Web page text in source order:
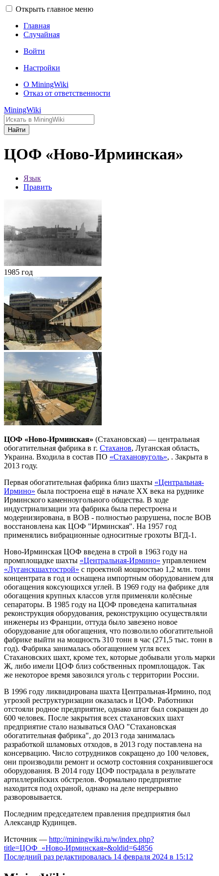
Открыть главное меню
Главная
Случайная
Войти
Настройки
О MiningWiki
Отказ от ответственности
MiningWiki
Найти
ЦОФ «Ново-Ирминская»
Язык
Править
1985 год
ЦОФ «Ново-Ирминская» (Стахановская) — центральная
обогатительная фабрика в г. Стаханов, Луганская область,
Украина. Входила в состав ПО «Стахановуголь», . Закрыта в
2013 году.
Первая обогатительная фабрика близ шахты «Центральная-
Ирмино» была построена ещё в начале ХХ века на руднике
Ирминского каменноугольного общества. В ходе
индустриализации эта фабрика была перестроена и
модернизирована, в ВОВ - полностью разрушена, после ВОВ
восстановлена как ЦОФ "Ирминская". На 1957 год
применялись вибрационные односитные грохоты ВГД-1.
Ново-Ирминская ЦОФ введена в строй в 1963 году на
промплощадке шахты «Центральная-Ирмино» управлением
«Луганскшахтострой» с проектной мощностью 1,2 млн. тонн
концентрата в год и оснащена импортным оборудованием для
обогащения коксующихся углей. В 1969 году на фабрике для
обогащения крупных классов угля применяли колёсные
сепараторы. В 1985 году на ЦОФ проведена капитальная
реконструкция оборудования, реконструкцию осуществляли
инженеры из Франции, оттуда было завезено новое
оборудование для обогащения, что позволило обогатительной
фабрике выйти на мощность 310 тонн в час (271,5 тыс. тонн в
год). Фабрика занималась обогащением угля всех
Стахановских шахт, кроме тех, которые добывали уголь марки
Ж, либо имели ЦОФ близ собственных промплощадок. Так
же некоторое время завозился уголь с территории России.
В 1996 году ликвидирована шахта Центральная-Ирмино, под
угрозой реструктуризации оказалась и ЦОФ. Работники
отстояли родное предприятие, однако штат был сокращен до
600 человек. После закрытия всех стахановских шахт
предприятие стало называться ОАО "Стахановская
обогатительная фабрика", до 2013 года занималась
разработкой шламовых отходов, в 2013 году поставлена на
консервацию. Число сотрудников сокращено до 100 человек,
они производили ремонт и осмотр состояния сохранившегося
оборудования. В 2014 году ЦОФ пострадала в результате
артиллерийских обстрелов. Формально предприятие
находится под охраной, однако на деле непрерывно
разворовывается.
Последним председателем правления предприятия был
Александр Кудинцев.
Источник — http://miningwiki.ru/w/index.php?
title=ЦОФ_«Ново-Ирминская»&oldid=64856
Последний раз редактировалась 14 февраля 2024 в 15:12